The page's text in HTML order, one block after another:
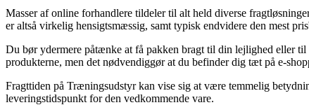
Masser af online forhandlere tildeler til alt held diverse
er altså virkelig hensigtsmæssig, samt typisk endvidere den mest
Du bør ydermere påtænke at få pakken bragt til din lejlighed eller
produkterne, men det nødvendiggør at du befinder dig tæt på e-
Fragttiden på Træningsudstyr kan vise sig at være temmelig
leveringstidspunkt for den vedkommende vare.